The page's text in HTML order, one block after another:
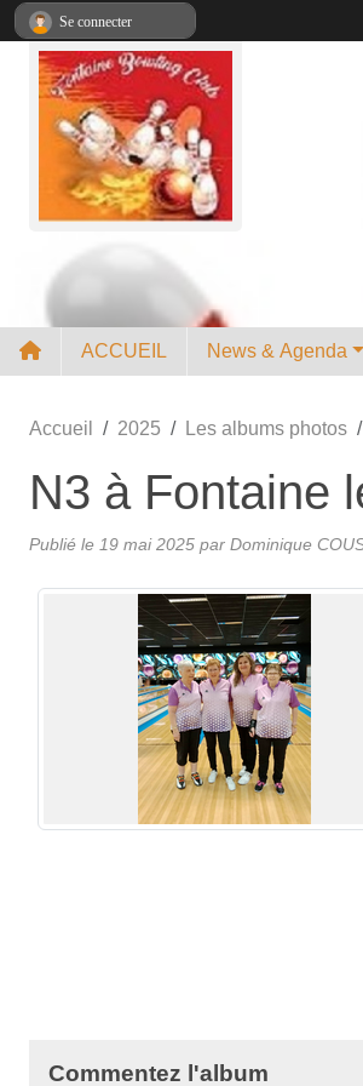
ACCUEIL News & Agenda
Accueil 2025 Les albums photos
N3 à Fontaine
Publié le 19 mai 2025 par Dominique
Commentez l'album
Se connecter
Panneau de gestion des cookies